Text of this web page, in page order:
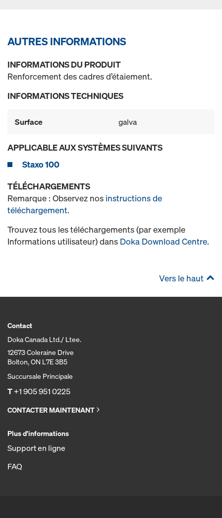
AUTRES INFORMATIONS
INFORMATIONS DU PRODUIT
Renforcement des cadres d’étaiement.
INFORMATIONS TECHNIQUES
Surface galva
APPLICABLE AUX SYSTÈMES SUIVANTS
Staxo 100
TÉLÉCHARGEMENTS
Remarque : Observez nos instructions de
téléchargement.
Trouvez tous les téléchargements (par exemple
Informations utilisateur) dans Doka Download Centre.
Vers le haut
Contact
Doka Canada Ltd./ Ltee.
12673 Coleraine Drive
Bolton, ON L7E 3B5
Succursale Principale
T+1 905 951 0225
CONTACTER MAINTENANT
Plus d'informations
Support en ligne
FAQ